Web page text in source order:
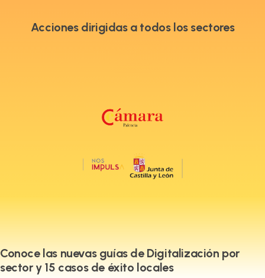
Acciones dirigidas a todos los sectores
Conoce las nuevas guías de Digitalización por
sector y 15 casos de éxito locales